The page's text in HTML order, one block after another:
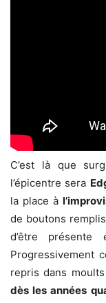
C’est là que
l’épicentre sera
la place à
de boutons
d’être présente
Progressivement
repris dans
dès les années